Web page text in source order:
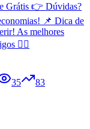
Grátis 👉 Dúvidas?
📌 Dica de
As melhores
👇🏻
35 83